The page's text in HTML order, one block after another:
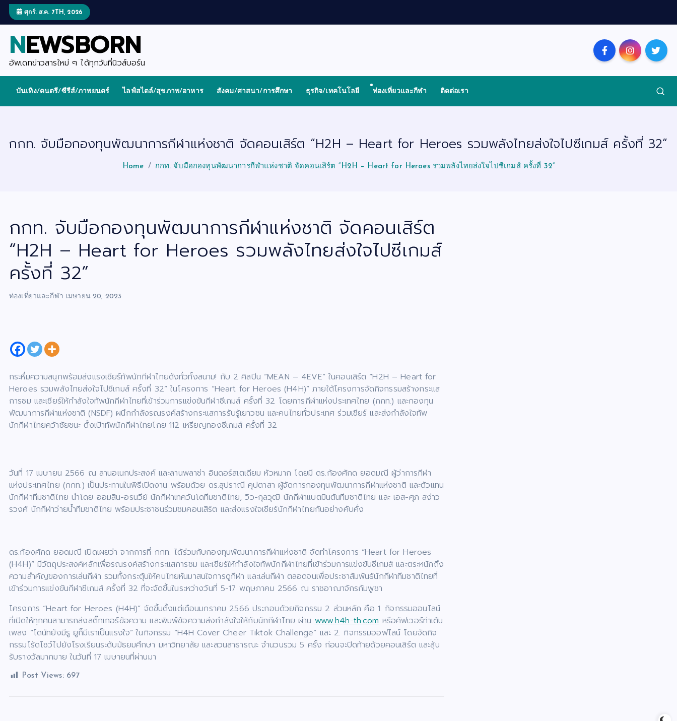
t
ศุกร์. ส.ค. 7TH, 2026
NEWSBORN
อัพเดทข่าวสารใหม่ ๆ ได้ทุกวันที่นิวส์บอร์น
บันเทิง/ดนตรี/ซีรีส์/ภาพยนตร์ ไลฟ์สไตล์/สุขภาพ/อาหาร สังคม/ศาสนา/การศึกษา ธุรกิจ/เทคโนโลยี ท่องเที่ยวและกีฬา ติดต่อเรา
กกท. จับมือกองทุนพัฒนาการกีฬาแห่งชาติ จัดคอนเสิร์ต “H2H – Heart for Heroes รวมพลังไทยส่งใจไปซีเกมส์ ครั้งที่ 32”
Home กกท. จับมือกองทุนพัฒนาการกีฬาแห่งชาติ จัดคอนเสิร์ต “H2H – Heart for Heroes รวมพลังไทยส่งใจไปซีเกมส์ ครั้งที่ 32”
กกท. จับมือกองทุนพัฒนาการกีฬาแห่งชาติ จัดคอนเสิร์ต
“H2H – Heart for Heroes รวมพลังไทยส่งใจไปซีเกมส์
ครั้งที่ 32”
ท่องเที่ยวและกีฬา เมษายน 20, 2023
กระหึ่มความสนุกพร้อมส่งแรงเชียร์ทัพนักกีฬาไทยดังทั่วทั้งสนาม! กับ 2 ศิลปิน “MEAN – 4EVE” ในคอนเสิร์ต “H2H – Heart for
Heroes รวมพลังไทยส่งใจไปซีเกมส์ ครั้งที่ 32” ในโครงการ “Heart for Heroes (H4H)” ภายใต้โครงการจัดกิจกรรมสร้างกระแส
การชม และเชียร์ให้กำลังใจทัพนักกีฬาไทยที่เข้าร่วมการแข่งขันกีฬาซีเกมส์ ครั้งที่ 32 โดยการกีฬาแห่งประเทศไทย (กกท.) และกองทุน
พัฒนาการกีฬาแห่งชาติ (NSDF) ผนึกกำลังรณรงค์สร้างกระแสการรับรู้เยาวชน และคนไทยทั่วประเทศ ร่วมเชียร์ และส่งกำลังใจทัพ
นักกีฬาไทยคว้าชัยชนะ ตั้งเป้าทัพนักกีฬาไทยโกย 112 เหรียญทองซีเกมส์ ครั้งที่ 32
วันที่ 17 เมษายน 2566 ณ ลานอเนกประสงค์ และลานพลาซ่า อินดอร์สเตเดียม หัวหมาก โดยมี ดร.ก้องศักด ยอดมณี ผู้ว่าการกีฬา
แห่งประเทศไทย (กกท.) เป็นประทานในพิธีเปิดงาน พร้อมด้วย ดร.สุปราณี คุปตาสา ผู้จัดการกองทุนพัฒนาการกีฬาแห่งชาติ และตัวแทน
นักกีฬาทีมชาติไทย นำโดย ออมสิน-อรนวีย์ นักกีฬาเทควันโดทีมชาติไทย, วิว-กุลวุฒิ นักกีฬาแบตมินตันทีมชาติไทย และ เอส-ศุภ สง่าว
รวงศ์ นักกีฬาว่ายน้ำทีมชาติไทย พร้อมประชาชนร่วมชมคอนเสิร์ต และส่งแรงใจเชียร์นักกีฬาไทยกันอย่างคับคั่ง
ดร.ก้องศักด ยอดมณี เปิดเผยว่า จากการที่ กกท. ได้ร่วมกับกองทุนพัฒนาการกีฬาแห่งชาติ จัดทำโครงการ “Heart for Heroes
(H4H)” มีวัตถุประสงค์หลักเพื่อรณรงค์สร้างกระแสการชม และเชียร์ให้กำลังใจทัพนักกีฬาไทยที่เข้าร่วมการแข่งขันซีเกมส์ และตระหนักถึง
ความสำคัญของการเล่นกีฬา รวมทั้งกระตุ้นให้คนไทยหันมาสนใจการดูกีฬา และเล่นกีฬา ตลอดจนเพื่อประชาสัมพันธ์นักกีฬาทีมชาติไทยที่
เข้าร่วมการแข่งขันกีฬาซีเกมส์ ครั้งที่ 32 ที่จะจัดขึ้นในระหว่างวันที่ 5-17 พฤษภาคม 2566 ณ ราชอาณาจักรกัมพูชา
โครงการ “Heart for Heroes (H4H)” จัดขึ้นตั้งแต่เดือนมกราคม 2566 ประกอบด้วยกิจกรรม 2 ส่วนหลัก คือ 1. กิจกรรมออนไลน์
ที่เปิดให้ทุกคนสามารถส่งสติ๊กเกอร์ข้อความ และพิมพ์ข้อความส่งกำลังใจให้กับนักกีฬาไทย ผ่านwww.h4h-th.comหรือคัฟเวอร์ท่าเต้น
เพลง “โดนัทยังมีรู ยูก็มีเราเป็นแรงใจ” ในกิจกรรม “H4H Cover Cheer Tiktok Challenge” และ 2. กิจกรรมออฟไลน์ โดยจัดกิจ
กรรมโร้ดโชว์ไปยังโรงเรียนระดับมัธยมศึกษา มหาวิทยาลัย และสวนสาธารณะ จำนวนรวม 5 ครั้ง ก่อนจะปิดท้ายด้วยคอนเสิร์ต และลุ้น
รับรางวัลมากมาย ในวันที่ 17 เมษายนที่ผ่านมา
Post Views: 697